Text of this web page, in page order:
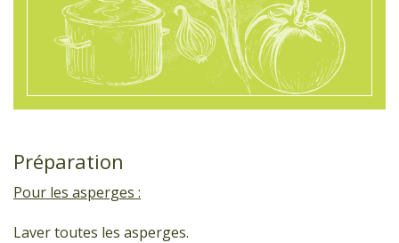
Préparation
Pour les asperges :
Laver toutes les asperges.